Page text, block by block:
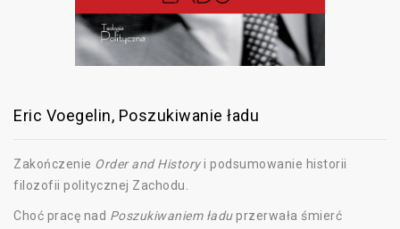
Eric Voegelin, Poszukiwanie ładu
Zakończenie Order and Historyi podsumowanie historii
filozofii politycznej Zachodu.
Choć pracę nad Poszukiwaniem ładuprzerwała śmierć